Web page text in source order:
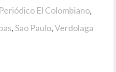
Periódico El Colombiano,
,Sao Paulo,Verdolaga